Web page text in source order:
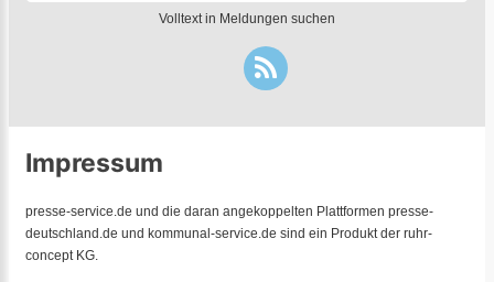
Volltext in Meldungen suchen
Impressum
presse-service.de und die daran angekoppelten Plattformen presse-
deutschland.de und kommunal-service.de sind ein Produkt der ruhr-
concept KG.